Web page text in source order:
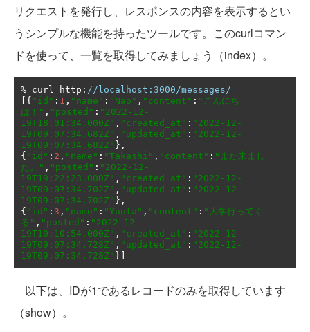
リクエストを発行し、レスポンスの内容を表示するとい
うシンプルな機能を持ったツールです。このcurlコマン
ドを使って、一覧を取得してみましょう（index）。
% curl http : //localhost:3000/messages/
[{ "id" : 1 , "name" : "Nao" , "content" : "こんにち
は！" , "posted" : "2022-12-
19T18:01:34.000Z" , "created_at" : "2022-12-
19T09:07:34.682Z" , "updated_at" : "2022-12-
19T09:07:34.682Z" },
{ "id" : 2 , "name" : "Takashi" , "content" : "また来まし
た。" , "posted" : "2022-12-
19T19:22:23.000Z" , "created_at" : "2022-12-
19T09:07:34.702Z" , "updated_at" : "2022-12-
19T09:07:34.702Z" },
{ "id" : 3 , "name" : "Yuuta" , "content" : "大学行ってく
る" , "posted" : "2022-12-
19T10:10:54.000Z" , "created_at" : "2022-12-
19T09:07:34.728Z" , "updated_at" : "2022-12-
19T09:07:34.728Z" }]
以下は、IDが1であるレコードのみを取得しています
（show）。